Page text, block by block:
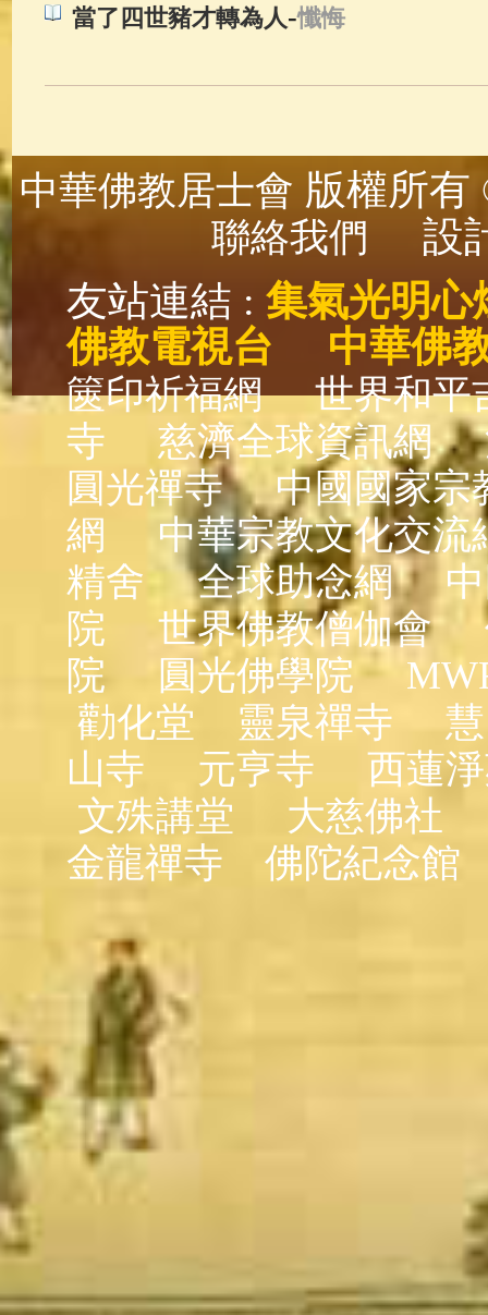
當了四世豬才轉為人-懺悔
中華佛教居士會 版權所
聯絡我們
設
友站連結 : 集氣光明心
佛教電視台
中華佛
篋印祈福網
世界和平
寺
慈濟全球資訊網
圓光禪寺
中國國家宗
網
中華宗教文化交流
精舍
全球助念網
院
世界佛教僧伽會
院
圓光佛學院
勸化堂
靈泉禪寺
山寺
元亨寺
西蓮
文殊講堂
大慈佛社
金龍禪寺
佛陀紀念館